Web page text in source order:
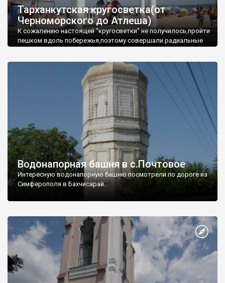
Тарханкутская кругосветка(от
Черноморского до Атлеша)
К сожалению настоящей "кругосветки" не получилось,пройти
пешком вдоль побережья,поэтому совершали радиальные
Водонапорная башня в с.Почтовое
Интересную водонапорную башню посмотрели по дороге из
Симферополя в Бахчисарай.